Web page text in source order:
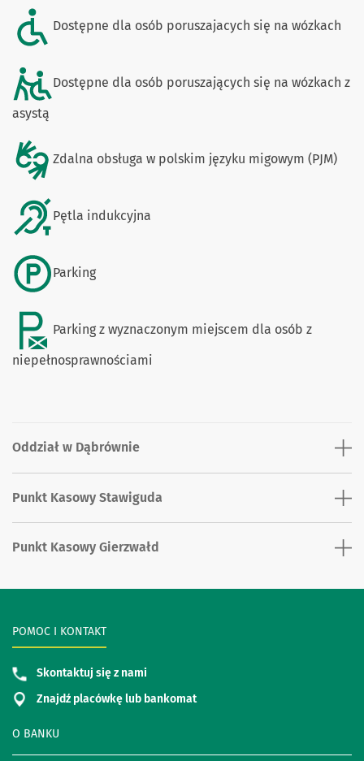
Dostępne dla osób poruszajacych się na wózkach
Dostępne dla osób poruszających się na wózkach z
asystą
Zdalna obsługa w polskim języku migowym (PJM)
Pętla indukcyjna
Parking
Parking z wyznaczonym miejscem dla osób z
niepełnosprawnościami
Oddział w Dąbrównie
Punkt Kasowy Stawiguda
Punkt Kasowy Gierzwałd
O BANKU
POMOC I KONTAKT
Skontaktuj się z nami
Znajdź placówkę lub bankomat